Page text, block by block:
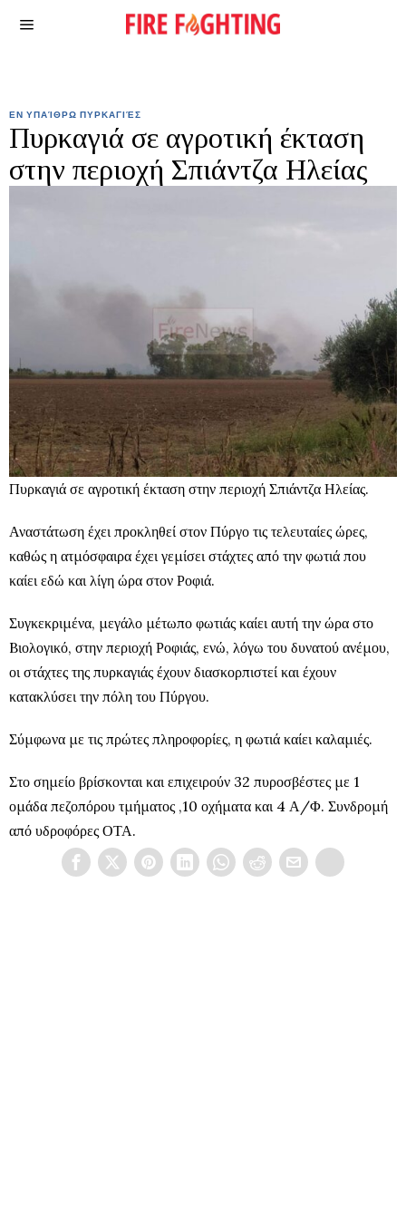
ΕΝ ΥΠΑΊΘΡΩ ΠΥΡΚΑΓΙΈΣ
Πυρκαγιά σε αγροτική έκταση
στην περιοχή Σπιάντζα Ηλείας
Πυρκαγιά σε αγροτική έκταση στην περιοχή Σπιάντζα Ηλείας.
Αναστάτωση έχει προκληθεί στον Πύργο τις τελευταίες ώρες,
καθώς η ατμόσφαιρα έχει γεμίσει στάχτες από την φωτιά που
καίει εδώ και λίγη ώρα στον Ροφιά.
Συγκεκριμένα, μεγάλο μέτωπο φωτιάς καίει αυτή την ώρα στο
Bιολογικό, στην περιοχή Ροφιάς, ενώ, λόγω του δυνατού ανέμου,
οι στάχτες της πυρκαγιάς έχουν διασκορπιστεί και έχουν
κατακλύσει την πόλη του Πύργου.
Σύμφωνα με τις πρώτες πληροφορίες, η φωτιά καίει καλαμιές.
Στο σημείο βρίσκονται και επιχειρούν 32 πυροσβέστες με 1
ομάδα πεζοπόρου τμήματος ,10 οχήματα και 4 Α/Φ. Συνδρομή
από υδροφόρες ΟΤΑ.